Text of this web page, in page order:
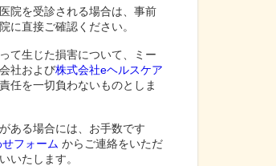
院を受診される場合は、事前
に直接ご確認ください。
て生じた損害について、ミー
社および株式会社eヘルスケア
任を一切負わないものとしま
ある場合には、お手数です
フォーム からご連絡をいただ
いたします。